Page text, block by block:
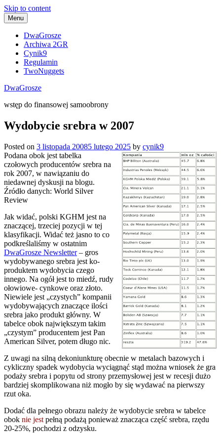
Skip to content
Menu
DwaGrosze
Archiwa 2GR
Cynik9
Regulamin
TwoNuggets
DwaGrosze
wstęp do finansowej samoobrony
Wydobycie srebra w 2007
Posted on 3 listopada 20085 lutego 2025 by cynik9
Podana obok jest tabelka
czołowych producentów srebra na
rok 2007, w nawiązaniu do
niedawnej dyskusji na blogu.
Źródło danych: World Silver
Review
Jak widać, polski KGHM jest na
znaczącej, trzeciej pozycji w tej
klasyfikacji. Widać też jasno to co
podkreślaliśmy w ostatnim
DwaGrosze Newsletter– gros
wydobywanego srebra jest ko-
produktem wydobycia czego
innego. Na ogół jest to miedź, rudy
ołowiowe- cynkowe oraz złoto.
Niewiele jest „czystych” kompanii
wydobywających znaczące ilości
srebra jako produkt główny. W
tabelce obok największym takim
„czystym” producentem jest Pan
American Silver, potem długo nic.
Z uwagi na silną dekoniunkturę obecnie w metalach bazowych i
cykliczny spadek wydobycia wyciągnąć stąd można wniosek że gra
podaży srebra i popytu od strony przemysłowej jest w recesji dużo
bardziej skomplikowana niż mogło by się wydawać na pierwszy
rzut oka.
Dodać dla pełnego obrazu należy że wydobycie srebra w tabelce
obok nie jest pełną podażą ponieważ znacząca część srebra, rzędu
20-25%, pochodzi z odzysku.